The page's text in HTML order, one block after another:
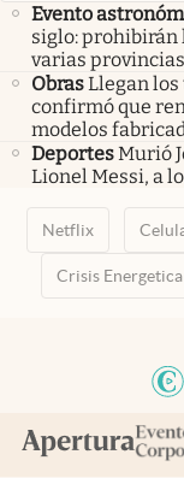
Evento
siglo: prohibirán
varias provincias
ObrasLlegan los
confirmó que
modelos
DeportesMurió
Lionel Messi, a
Netflix
Crisis Energetica